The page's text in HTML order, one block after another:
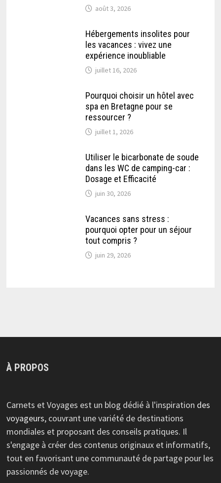
août 3, 2026
Hébergements insolites pour
les vacances : vivez une
expérience inoubliable
juillet 16, 2026
Pourquoi choisir un hôtel avec
spa en Bretagne pour se
ressourcer ?
juillet 1, 2026
Utiliser le bicarbonate de soude
dans les WC de camping-car :
Dosage et Efficacité
juin 30, 2026
Vacances sans stress :
pourquoi opter pour un séjour
tout compris ?
juin 29, 2026
À PROPOS
Carnets et Voyages est un blog dédié à l'inspiration des
voyageurs, couvrant une variété de destinations
mondiales et proposant des conseils pratiques. Il
s'engage à créer des contenus originaux et informatifs,
tout en favorisant une communauté de partage pour les
passionnés de voyage.